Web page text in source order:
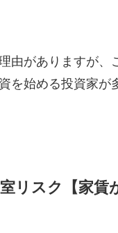
由がありますが、
を始める投資家が
リスク【家賃